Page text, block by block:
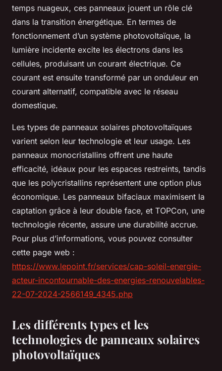
temps nuageux, ces panneaux jouent un rôle clé
dans la transition énergétique. En termes de
fonctionnement d’un système photovoltaïque, la
lumière incidente excite les électrons dans les
cellules, produisant un courant électrique. Ce
courant est ensuite transformé par un onduleur en
courant alternatif, compatible avec le réseau
domestique.
Les types de panneaux solaires photovoltaïques
varient selon leur technologie et leur usage. Les
panneaux monocristallins offrent une haute
efficacité, idéaux pour les espaces restreints, tandis
que les polycristallins représentent une option plus
économique. Les panneaux bifaciaux maximisent la
captation grâce à leur double face, et TOPCon, une
technologie récente, assure une durabilité accrue.
Pour plus d’informations, vous pouvez consulter
cette page web :
https://www.lepoint.fr/services/cap-soleil-energie-
acteur-incontournable-des-energies-renouvelables-
22-07-2024-2566149_4345.php
Les différents types et les
technologies de panneaux solaires
photovoltaïques